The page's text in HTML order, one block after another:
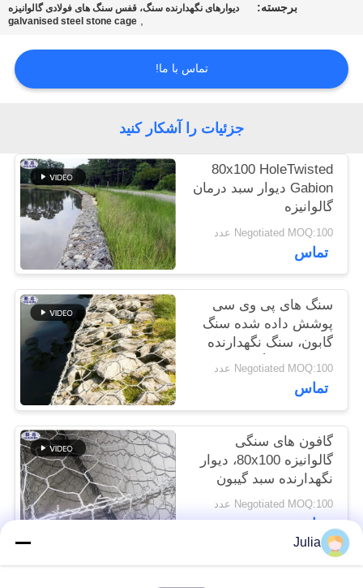
اخبار
قیمت
نقشه
سایت
حریم
خصوصی
برجسته: دیوارهای نگهدارنده سنگ، قفس سنگ های فولادی گالوانیزه
,
galvanised steel stone cage
تماس با ما!
جزئیات را آشکار کنید
80x100 HoleTwisted
Gabion دیوار سبد درمان
گالوانیزه
Negotiated MOQ:100 عدد
تماس
سنگ های پی وی سی
پوشش داده شده سنگ
گابون، سنگ نگهدارنده
دیوار قفس گابین
Negotiated MOQ:100 عدد
تماس
گافون های سنگی
گالوانیزه 80x100، دیوار
نگهدارنده سبد گیبون
Negotiated MOQ:100 عدد
تماس
Julia